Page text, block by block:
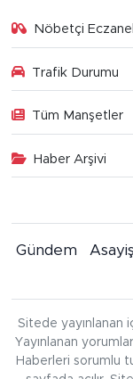
Nöbetçi
Trafik Durumu
Tüm Manşetler
Haber Arşivi
Gündem Asayiş
Sitede yayınlanan
Yayınlanan
Haberleri sorumlu